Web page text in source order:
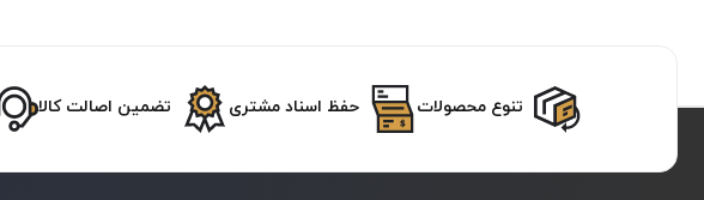
تنوع محصولات حفظ اسناد مشتری تضمین اصالت کالا